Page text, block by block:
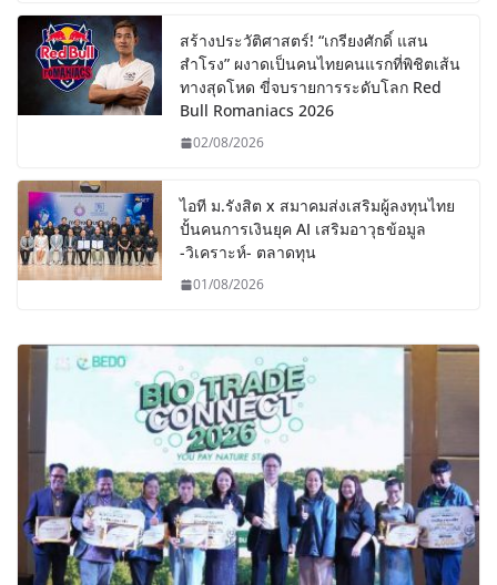
สร้างประวัติศาสตร์! “เกรียงศักดิ์ แสน
สำโรง” ผงาดเป็นคนไทยคนแรกที่พิชิตเส้น
ทางสุดโหด ขี่จบรายการระดับโลก Red
Bull Romaniacs 2026
02/08/2026
ไอที ม.รังสิต x สมาคมส่งเสริมผู้ลงทุนไทย
ปั้นคนการเงินยุค AI เสริมอาวุธข้อมูล
-วิเคราะห์- ตลาดทุน
01/08/2026